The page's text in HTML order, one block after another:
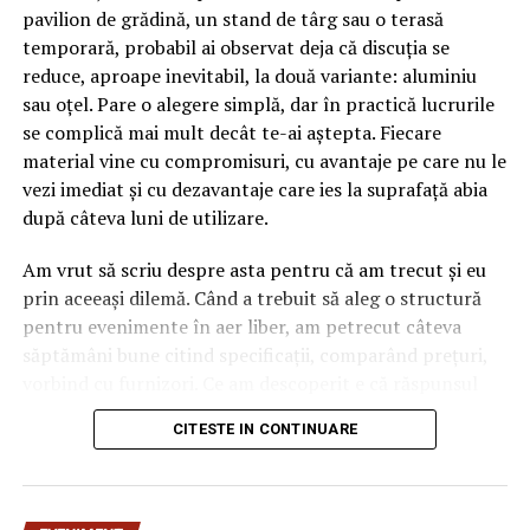
şansă pe care Liviu Dragnea o mai are pentru a salva de
la prăbuşire partidul. O remaniere care ar trebui să-l
vizeze mai puţin pe Tudorel Toader, ministru Justiţiei,
despre care putem avea multe păreri, numai că-i
incompetent nu, şi mai mult pe ministrul Economiei
Dănuţ Andruşcă. Care ar trebui să aducă oameni
competenţi în locul oamenilor de paie puşi de baronii
locali ca răsplată pentru susţinerea din interiorul
Dănuţ Andruşcă este exemplul perfect pentru modul în
poate lăuda că are mai multe terenuri decât conferinţe
de presă sau luări de cuvânt în parlament decide ce se
Din 1990 încoace nu am văzut un ministru al Economiei
pavilion de grădină, un stand de târg sau o terasă
temporară, probabil ai observat deja că discuția se
reduce, aproape inevitabil, la două variante: aluminiu
sau oțel. Pare o alegere simplă, dar în practică lucrurile
se complică mai mult decât te-ai aștepta. Fiecare
material vine cu compromisuri, cu avantaje pe care nu le
vezi imediat și cu dezavantaje care ies la suprafață abia
după câteva luni de utilizare.
Am vrut să scriu despre asta pentru că am trecut și eu
prin aceeași dilemă. Când a trebuit să aleg o structură
pentru evenimente în aer liber, am petrecut câteva
săptămâni bune citind specificații, comparând prețuri,
„corect” depinde mult de context, de cât de des muți
pavilionul și de ce condiții meteo ai de înfruntat.
CITESTE IN CONTINUARE